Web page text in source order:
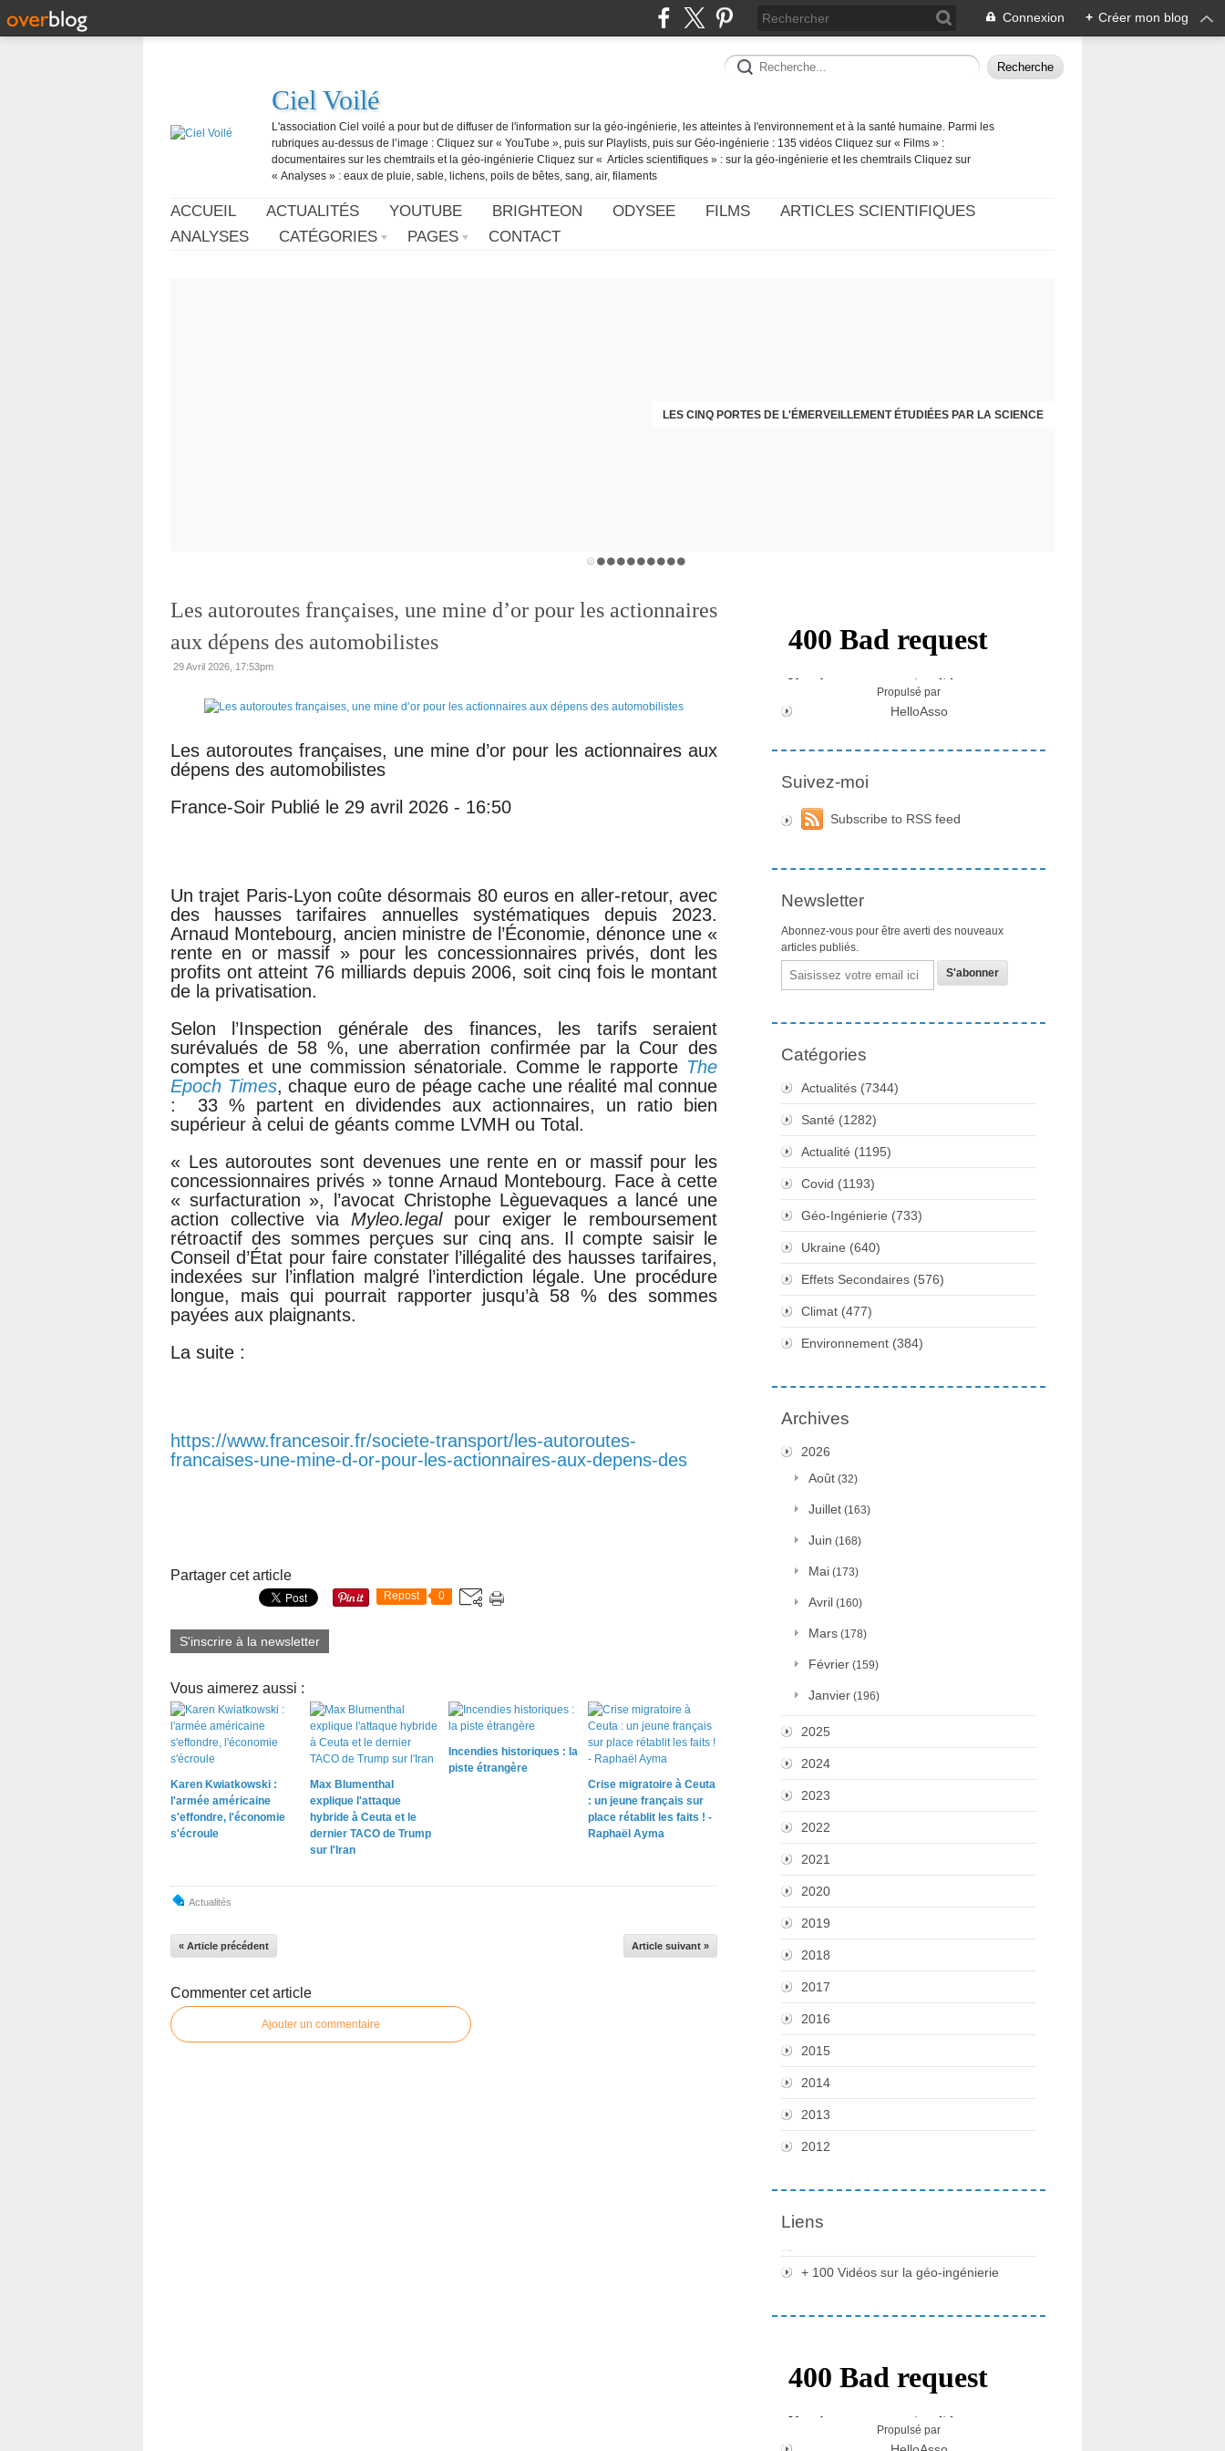
Connexion + Créer mon blog
Ciel Voilé
L'association Ciel voilé a pour but de diffuser de l'information sur la géo-ingénierie, les atteintes à l'environnement et à la santé humaine. Parmi les
rubriques au-dessus de l’image : Cliquez sur « YouTube », puis sur Playlists, puis sur Géo-ingénierie : 135 vidéos Cliquez sur « Films » :
documentaires sur les chemtrails et la géo-ingénierie Cliquez sur « Articles scientifiques » : sur la géo-ingénierie et les chemtrails Cliquez sur
« Analyses » : eaux de pluie, sable, lichens, poils de bêtes, sang, air, filaments
ACCUEIL ACTUALITÉS YOUTUBE BRIGHTEON ODYSEE FILMS
ARTICLES SCIENTIFIQUES
ANALYSES
CATÉGORIES PAGES CONTACT
LES CINQ PORTES DE L'ÉMERVEILLEMENT ÉTUDIÉES PAR LA SCIENCE
CHRISTOPHE PERRET GENTIL : RECEVOIR LE MESSAGE DES PLANTES
Les autoroutes françaises, une mine d’or pour les actionnaires
aux dépens des automobilistes
29 Avril 2026, 17:53pm
Les autoroutes françaises, une mine d’or pour les actionnaires aux
dépens des automobilistes
France-Soir Publié le 29 avril 2026 - 16:50
Un trajet Paris-Lyon coûte désormais 80 euros en aller-retour, avec
des hausses tarifaires annuelles systématiques depuis 2023.
Arnaud Montebourg, ancien ministre de l’Économie, dénonce une «
rente en or massif » pour les concessionnaires privés, dont les
profits ont atteint 76 milliards depuis 2006, soit cinq fois le montant
de la privatisation.
Selon l’Inspection générale des finances, les tarifs seraient
surévalués de 58 %, une aberration confirmée par la Cour des
comptes et une commission sénatoriale. Comme le rapporte The
Epoch Times, chaque euro de péage cache une réalité mal connue
: 33 % partent en dividendes aux actionnaires, un ratio bien
supérieur à celui de géants comme LVMH ou Total.
« Les autoroutes sont devenues une rente en or massif pour les
concessionnaires privés » tonne Arnaud Montebourg. Face à cette
« surfacturation », l’avocat Christophe Lèguevaques a lancé une
action collective via Myleo.legalpour exiger le remboursement
rétroactif des sommes perçues sur cinq ans. Il compte saisir le
Conseil d’État pour faire constater l’illégalité des hausses tarifaires,
indexées sur l’inflation malgré l’interdiction légale. Une procédure
longue, mais qui pourrait rapporter jusqu’à 58 % des sommes
payées aux plaignants.
La suite :
https://www.francesoir.fr/societe-transport/les-autoroutes-
francaises-une-mine-d-or-pour-les-actionnaires-aux-depens-des
Partager cet article
Repost 0
S'inscrire à la newsletter
Vous aimerez aussi :
Karen Kwiatkowski :
l'armée américaine
s'effondre, l'économie
s'écroule
Max Blumenthal
explique l'attaque
hybride à Ceuta et le
dernier TACO de Trump
sur l'Iran
Incendies historiques : la
piste étrangère
Crise migratoire à Ceuta
: un jeune français sur
place rétablit les faits ! -
Raphaël Ayma
Actualités
« Article précédent Article suivant »
Commenter cet article
Ajouter un commentaire
Propulsé par
HelloAsso
Suivez-moi
Subscribe to RSS feed
Newsletter
Abonnez-vous pour être averti des nouveaux
articles publiés.
Email
Catégories
Actualités (7344)
Santé (1282)
Actualité (1195)
Covid (1193)
Géo-Ingénierie (733)
Ukraine (640)
Effets Secondaires (576)
Climat (477)
Environnement (384)
Archives
2026
Août (32)
Juillet (163)
Juin (168)
Mai (173)
Avril (160)
Mars (178)
Février (159)
Janvier (196)
2025
2024
2023
2022
2021
2020
2019
2018
2017
2016
2015
2014
2013
2012
Liens
+ 100 Vidéos sur la géo-ingénierie
Propulsé par